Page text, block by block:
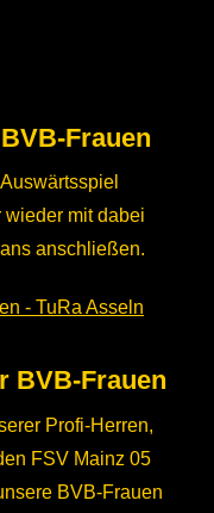
Frauen
mit dabei
anschließen.
BVB-Frauen
Profi-Herren,
FSV Mainz 05
BVB-Frauen